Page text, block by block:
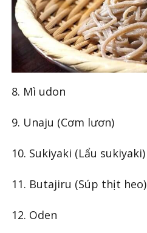
8. Mì udon
9. Unaju (Cơm lươn)
10. Sukiyaki (Lẩu sukiyaki)
11. Butajiru (Súp thịt heo)
12. Oden